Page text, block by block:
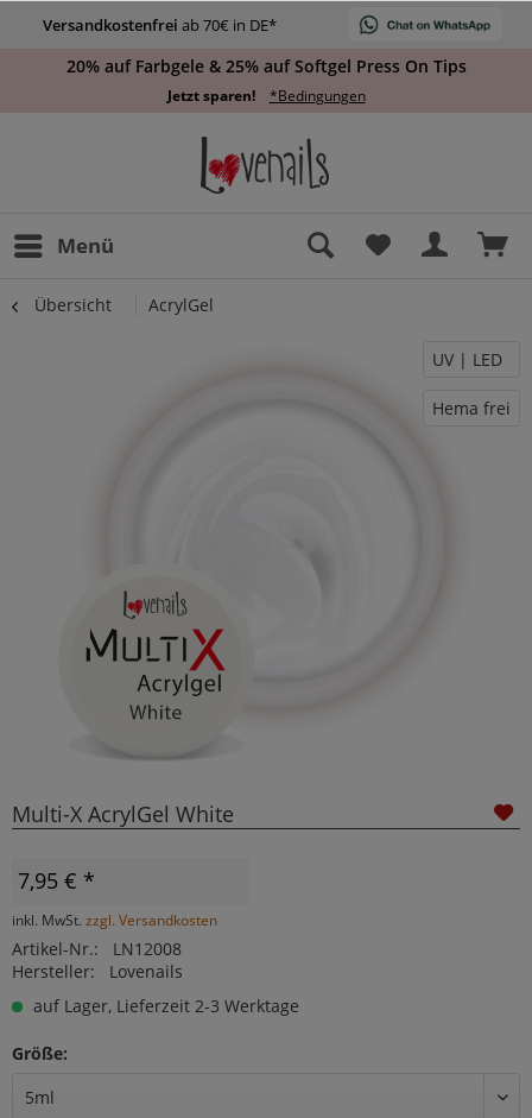
Versandkostenfrei ab 70€ in DE*
20% auf Farbgele & 25% auf Softgel Press On Tips
Jetzt sparen! *Bedingungen
Menü
Übersicht AcrylGel
UV | LED
Hema frei
Multi-X AcrylGel White
7,95 € *
inkl. MwSt. zzgl. Versandkosten
Artikel-Nr.:
LN12008
Hersteller:
Lovenails
auf Lager, Lieferzeit 2-3 Werktage
Größe: